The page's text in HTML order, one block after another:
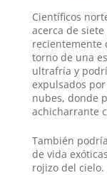
Científicos
acerca de
recientemente
torno de una
ultrafría y
expulsados
nubes, donde
achicharrante
También
de vida
rojizo del cielo.